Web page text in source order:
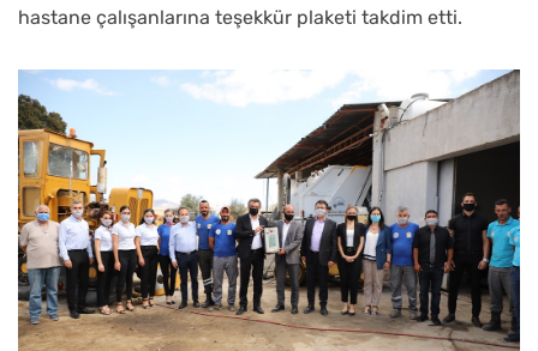
hastane çalışanlarına teşekkür plaketi takdim etti.